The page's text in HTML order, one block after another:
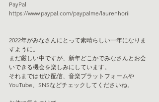
PayPal
https://www.paypal.com/paypalme/laurenhorii
2022年がみなさんにとって素晴らしい一年になりま
すように。
まだ厳しい中ですが、新年どこかでみなさんとお会
いできる機会を楽しみにしています。
それまではぜひ配信、音楽プラットフォームや
YouTube、SNSなどチェックしてくださいね。